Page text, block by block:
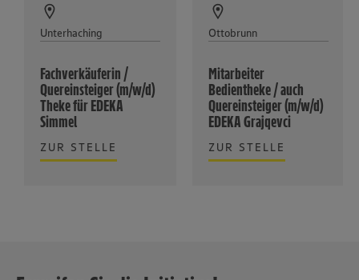
Unterhaching
Fachverkäuferin /
Quereinsteiger (m/w/d)
Theke für EDEKA
Simmel
ZUR STELLE
Ottobrunn
Mitarbeiter
Bedientheke / auch
Quereinsteiger (m/w/d)
EDEKA Grajqevci
ZUR STELLE